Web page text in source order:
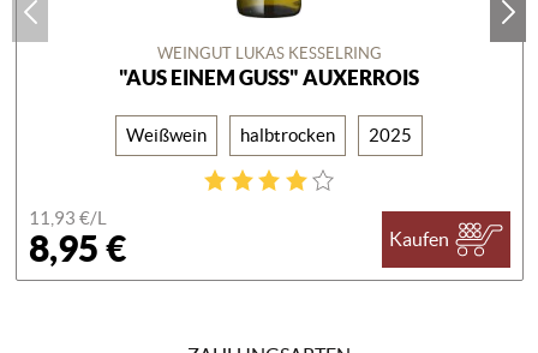
WEINGUT LUKAS KESSELRING
"AUS EINEM GUSS" AUXERROIS
Weißwein halbtrocken 2025
11,93 €/L
8,95 € Kaufen